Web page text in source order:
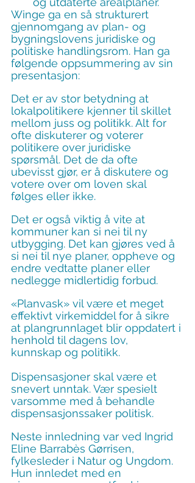
Winge ga en så strukturert
gjennomgang av plan- og
bygningslovens juridiske og
politiske handlingsrom. Han ga
følgende oppsummering av sin
presentasjon:
Det er av stor betydning at
lokalpolitikere kjenner til skillet
mellom juss og politikk. Alt for
ofte diskuterer og voterer
politikere over juridiske
spørsmål. Det de da ofte
ubevisst gjør, er å diskutere og
votere over om loven skal
følges eller ikke.
Det er også viktig å vite at
kommuner kan si nei til ny
utbygging. Det kan gjøres ved å
si nei til nye planer, oppheve og
endre vedtatte planer eller
nedlegge midlertidig forbud.
«Planvask» vil være et meget
effektivt virkemiddel for å sikre
at plangrunnlaget blir oppdatert i
henhold til dagens lov,
kunnskap og politikk.
Dispensasjoner skal være et
snevert unntak. Vær spesielt
varsomme med å behandle
dispensasjonssaker politisk.
Neste innledning var ved Ingrid
Eline Barrabès Gørrisen,
fylkesleder i Natur og Ungdom.
Hun innledet med en